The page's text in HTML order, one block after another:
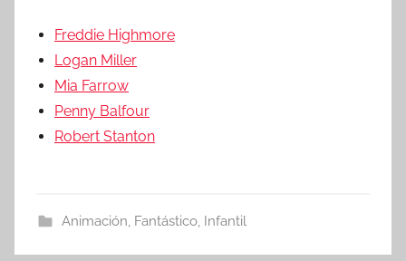
Freddie Highmore
Logan Miller
Mia Farrow
Penny Balfour
Robert Stanton
Animación, Fantástico, Infantil